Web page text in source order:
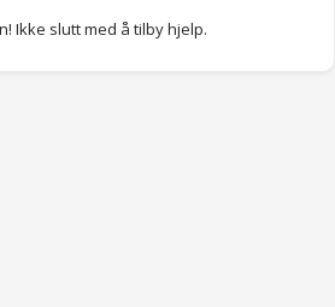
Ikke slutt med å tilby hjelp.